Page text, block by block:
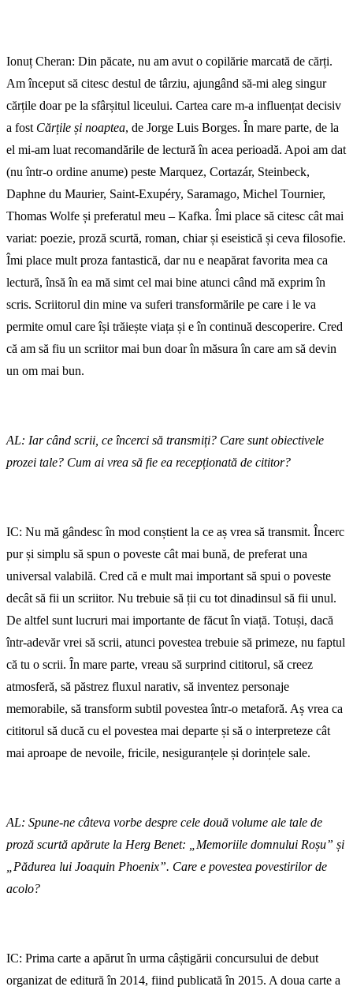
Ionuț Cheran: Din păcate, nu am avut o copilărie marcată de cărți.
Am început să citesc destul de târziu, ajungând să-mi aleg singur
cărțile doar pe la sfârșitul liceului. Cartea care m-a influențat decisiv
a fost Cărțile și noaptea, de Jorge Luis Borges. În mare parte, de la
el mi-am luat recomandările de lectură în acea perioadă. Apoi am dat
(nu într-o ordine anume) peste Marquez, Cortazár, Steinbeck,
Daphne du Maurier, Saint-Exupéry, Saramago, Michel Tournier,
Thomas Wolfe și preferatul meu – Kafka. Îmi place să citesc cât mai
variat: poezie, proză scurtă, roman, chiar și eseistică și ceva filosofie.
Îmi place mult proza fantastică, dar nu e neapărat favorita mea ca
lectură, însă în ea mă simt cel mai bine atunci când mă exprim în
scris. Scriitorul din mine va suferi transformările pe care i le va
permite omul care își trăiește viața și e în continuă descoperire. Cred
că am să fiu un scriitor mai bun doar în măsura în care am să devin
un om mai bun.
AL: Iar când scrii, ce încerci să transmiți? Care sunt obiectivele
prozei tale? Cum ai vrea să fie ea recepționată de cititor?
IC: Nu mă gândesc în mod conștient la ce aș vrea să transmit. Încerc
pur și simplu să spun o poveste cât mai bună, de preferat una
universal valabilă. Cred că e mult mai important să spui o poveste
decât să fii un scriitor. Nu trebuie să ții cu tot dinadinsul să fii unul.
De altfel sunt lucruri mai importante de făcut în viață. Totuși, dacă
într-adevăr vrei să scrii, atunci povestea trebuie să primeze, nu faptul
că tu o scrii. În mare parte, vreau să surprind cititorul, să creez
atmosferă, să păstrez fluxul narativ, să inventez personaje
memorabile, să transform subtil povestea într-o metaforă. Aș vrea ca
cititorul să ducă cu el povestea mai departe și să o interpreteze cât
mai aproape de nevoile, fricile, nesiguranțele și dorințele sale.
AL: Spune-ne câteva vorbe despre cele două volume ale tale de
proză scurtă apărute la Herg Benet: „Memoriile domnului Roșu” și
„Pădurea lui Joaquin Phoenix”. Care e povestea povestirilor de
acolo?
IC: Prima carte a apărut în urma câștigării concursului de debut
organizat de editură în 2014, fiind publicată în 2015. A doua carte a